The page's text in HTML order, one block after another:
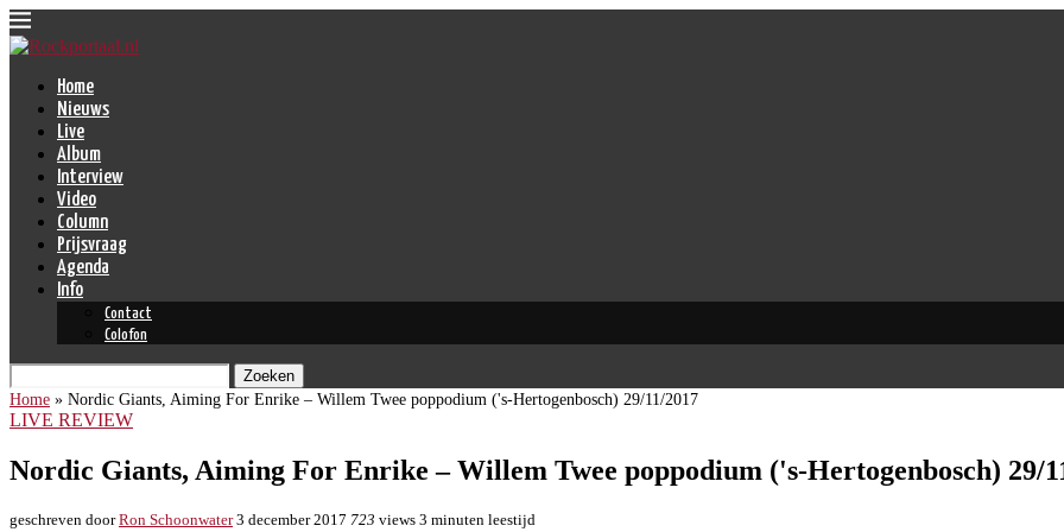
Home
Nieuws
Live
Album
Interview
Video
Column
Prijsvraag
Agenda
Info
Contact
Colofon
Zoeken
Home » Nordic Giants, Aiming For Enrike – Willem Twee poppodium ('s-Hertogenbosch) 29/11/2017
LIVE REVIEW
Nordic Giants, Aiming For Enrike – Willem Twee poppodium ('s-Hertogenbosch) 29/
geschreven doorRon Schoonwater 3 december 2017 723 views 3 minuten leestijd